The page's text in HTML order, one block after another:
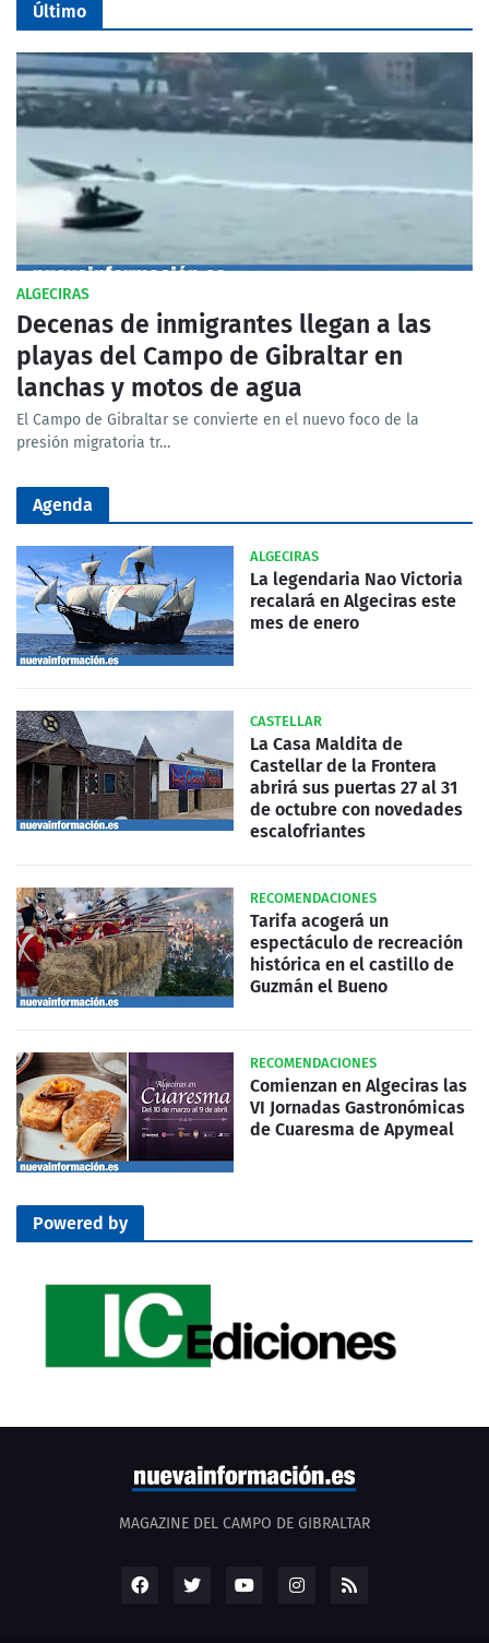
Último
ALGECIRAS
Decenas de inmigrantes llegan a las
playas del Campo de Gibraltar en
lanchas y motos de agua
El Campo de Gibraltar se convierte en el nuevo foco de la
presión migratoria tr…
Agenda
ALGECIRAS
La legendaria Nao Victoria
recalará en Algeciras este
mes de enero
CASTELLAR
La Casa Maldita de
Castellar de la Frontera
abrirá sus puertas 27 al 31
de octubre con novedades
escalofriantes
RECOMENDACIONES
Tarifa acogerá un
espectáculo de recreación
histórica en el castillo de
Guzmán el Bueno
RECOMENDACIONES
Comienzan en Algeciras las
VI Jornadas Gastronómicas
de Cuaresma de Apymeal
Powered by
MAGAZINE DEL CAMPO DE GIBRALTAR